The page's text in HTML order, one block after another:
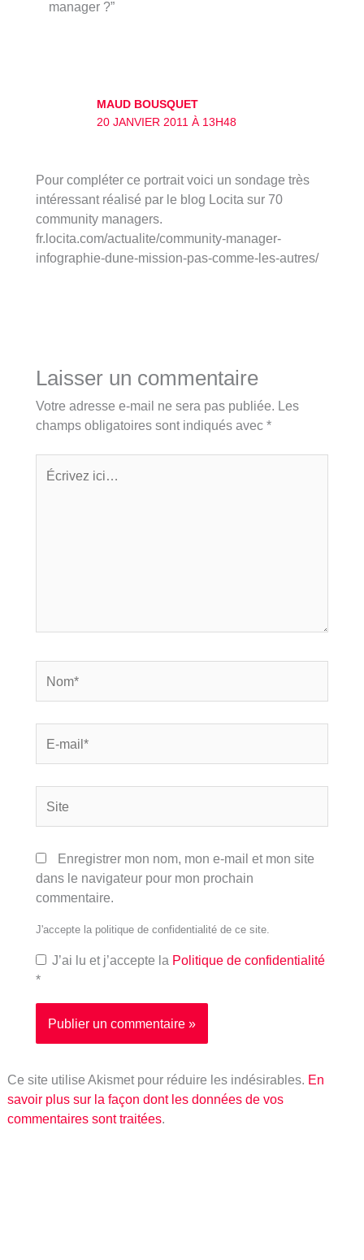
manager ?”
MAUD BOUSQUET
20 JANVIER 2011 À 13H48
Pour compléter ce portrait voici un sondage très
intéressant réalisé par le blog Locita sur 70
community managers.
fr.locita.com/actualite/community-manager-
infographie-dune-mission-pas-comme-les-autres/
Laisser un commentaire
Votre adresse e-mail ne sera pas publiée. Les
champs obligatoires sont indiqués avec *
ici…
mail*
Enregistrer mon nom, mon e-mail et mon site
dans le navigateur pour mon prochain
commentaire.
J'accepte la politique de confidentialité de ce site.
J’ai lu et j’accepte la Politique de confidentialité
*
Ce site utilise Akismet pour réduire les indésirables. En
savoir plus sur la façon dont les données de vos
commentaires sont traitées.